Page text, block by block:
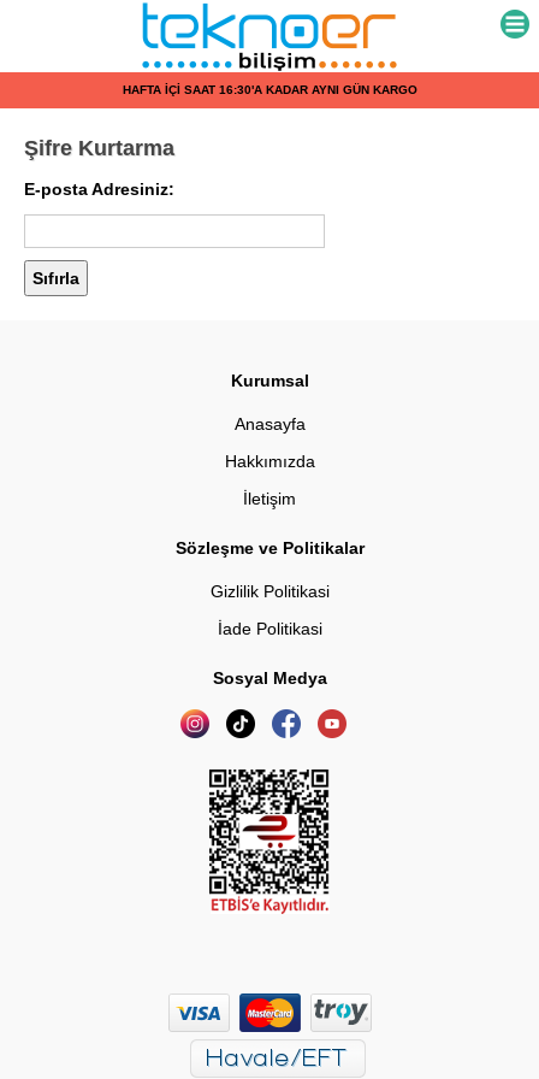
HAFTA İÇİ SAAT 16:30'A KADAR AYNI GÜN KARGO
Şifre Kurtarma
E-posta Adresiniz:
Kurumsal
Anasayfa
Hakkımızda
İletişim
Sözleşme ve Politikalar
Gizlilik Politikasi
İade Politikasi
Sosyal Medya